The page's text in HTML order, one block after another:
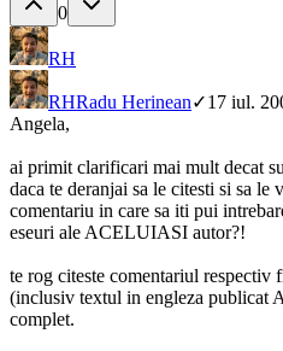
0
RH
RHRadu Herinean✓17 iul.
Angela,
ai primit clarificari mai mult decat
daca te deranjai sa le citesti si sa
comentariu in care sa iti pui
eseuri ale ACELUIASI autor?!
te rog citeste comentariul respectiv
(inclusiv textul in engleza publicat
complet.